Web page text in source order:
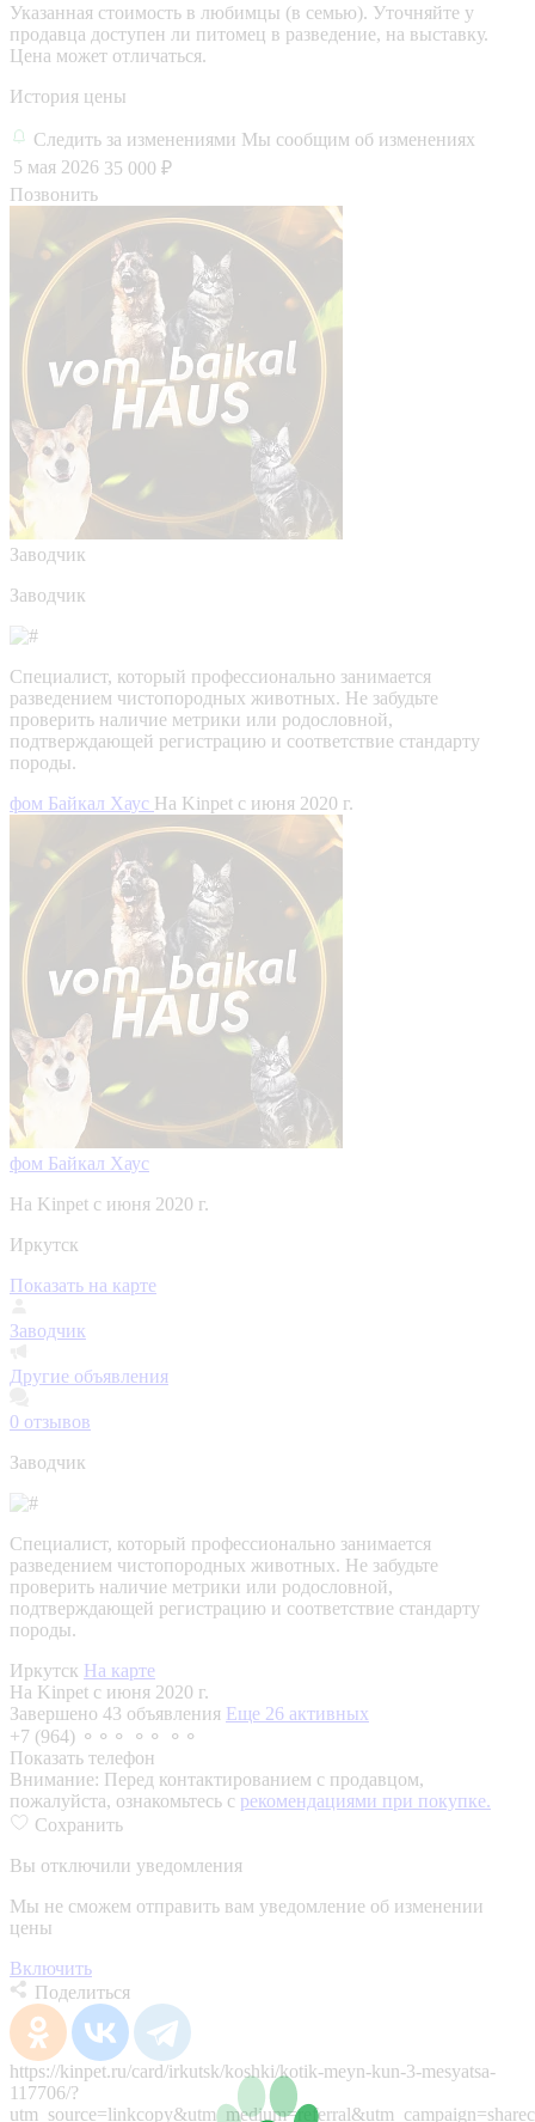
Указанная стоимость в любимцы (в семью). Уточняйте у
продавца доступен ли питомец в разведение, на выставку.
Цена может отличаться.
История цены
Следить за изменениями Мы сообщим об изменениях
5 мая 2026 35 000 ₽
Позвонить
Заводчик
Заводчик
Специалист, который профессионально занимается
разведением чистопородных животных. Не забудьте
проверить наличие метрики или родословной,
подтверждающей регистрацию и соответствие стандарту
породы.
фом Байкал Хаус На Kinpet c июня 2020 г.
фом Байкал Хаус
На Kinpet c июня 2020 г.
Иркутск
Показать на карте
Заводчик
Другие объявления
0 отзывов
Заводчик
Специалист, который профессионально занимается
разведением чистопородных животных. Не забудьте
проверить наличие метрики или родословной,
подтверждающей регистрацию и соответствие стандарту
породы.
Иркутск На карте
На Kinpet c июня 2020 г.
Завершено 43 объявления Еще 26 активных
+7 (964) ⚬⚬⚬ ⚬⚬ ⚬⚬
Показать телефон
Внимание: Перед контактированием с продавцом,
пожалуйста, ознакомьтесь с рекомендациями при покупке.
Сохранить
Вы отключили уведомления
Мы не сможем отправить вам уведомление об изменении
цены
Включить
Поделиться
https://kinpet.ru/card/irkutsk/koshki/kotik-meyn-kun-3-mesyatsa-
117706/?